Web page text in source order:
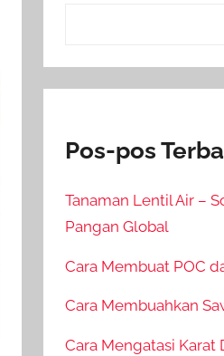
Pos-pos
Tanaman Lentil Air –
Pangan Global
Cara Membuat POC
Cara Membuahkan
Cara Mengatasi Karat